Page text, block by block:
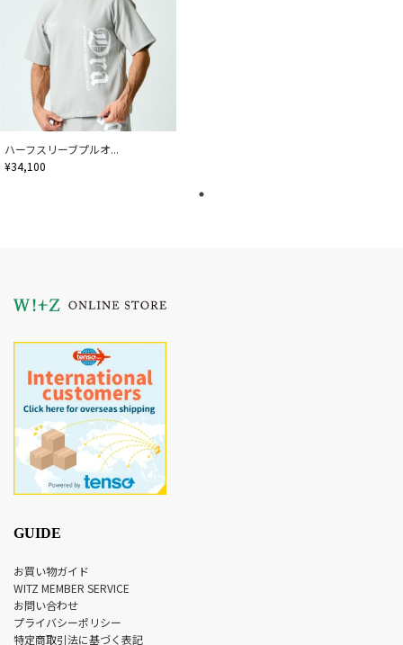
ハーフスリーブプルオ...
¥34,100
GUIDE
お買い物ガイド
WITZ MEMBER SERVICE
お問い合わせ
プライバシーポリシー
特定商取引法に基づく表記